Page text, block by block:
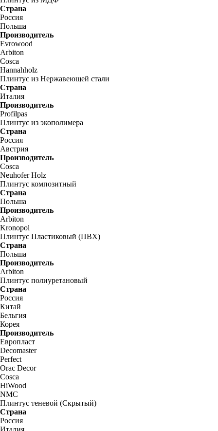
Страна
Россия
Польша
Производитель
Evrowood
Arbiton
Cosca
Hannahholz
Плинтус из Нержавеющей стали
Страна
Италия
Производитель
Profilpas
Плинтус из экополимера
Страна
Россия
Австрия
Производитель
Cosca
Neuhofer Holz
Плинтус композитный
Страна
Польша
Производитель
Arbiton
Kronopol
Плинтус Пластиковый (ПВХ)
Страна
Польша
Производитель
Arbiton
Плинтус полиуретановый
Страна
Россия
Китай
Бельгия
Корея
Производитель
Европласт
Decomaster
Perfect
Orac Decor
Cosca
HiWood
NMC
Плинтус теневой (Скрытый)
Страна
Россия
Италия